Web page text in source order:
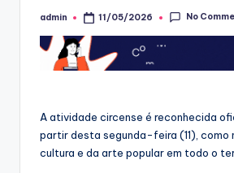
Posted
admin 11/05/2026 No
A atividade circense é reconhecida
partir desta segunda-feira (11), como
cultura e da arte popular em todo o